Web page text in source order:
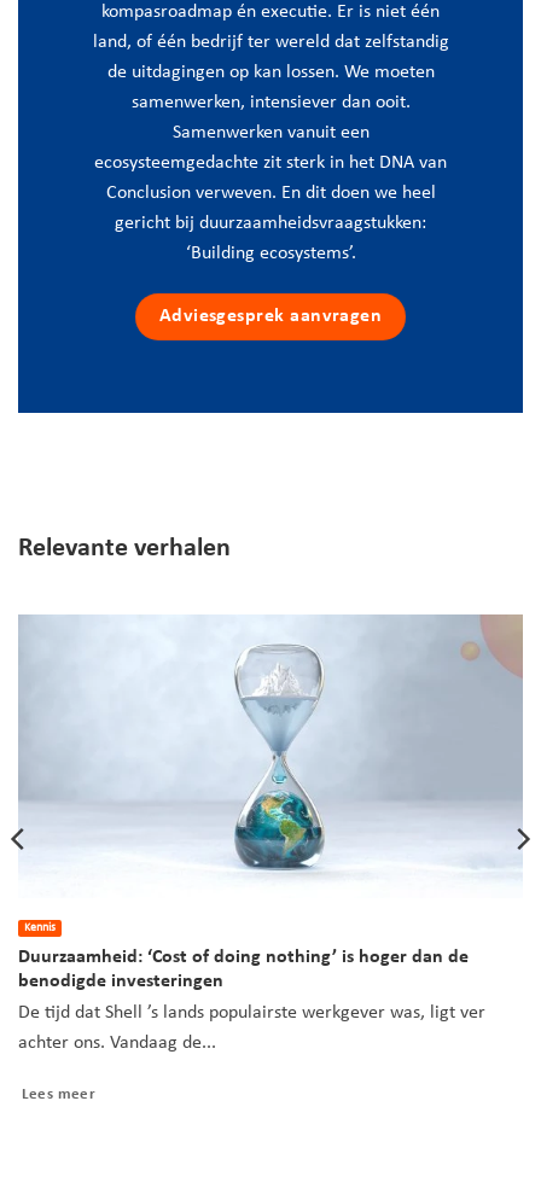
kompasroadmap én executie. Er is niet één
land, of één bedrijf ter wereld dat zelfstandig
de uitdagingen op kan lossen. We moeten
samenwerken, intensiever dan ooit.
Samenwerken vanuit een
ecosysteemgedachte zit sterk in het DNA van
Conclusion verweven. En dit doen we heel
gericht bij duurzaamheidsvraagstukken:
‘Building ecosystems’.
Adviesgesprek aanvragen
Relevante verhalen
Kennis
Duurzaamheid: ‘Cost of doing nothing’ is hoger dan de
benodigde investeringen
De tijd dat Shell ’s lands populairste werkgever was, ligt ver
achter ons. Vandaag de...
Lees meer